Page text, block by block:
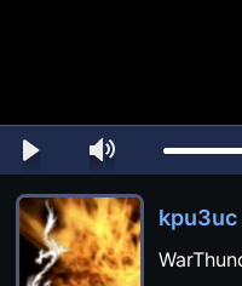
kpu3uc